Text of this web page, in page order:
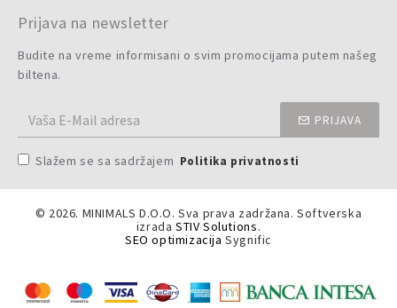
Prijava na newsletter
Budite na vreme informisani o svim promocijama putem našeg
biltena.
PRIJAVA
Slažem se sa sadržajem Politika privatnosti
© 2026. MINIMALS D.O.O. Sva prava zadržana. Softverska
izradaSTIV Solutions.
SEO optimizacija Sygnific